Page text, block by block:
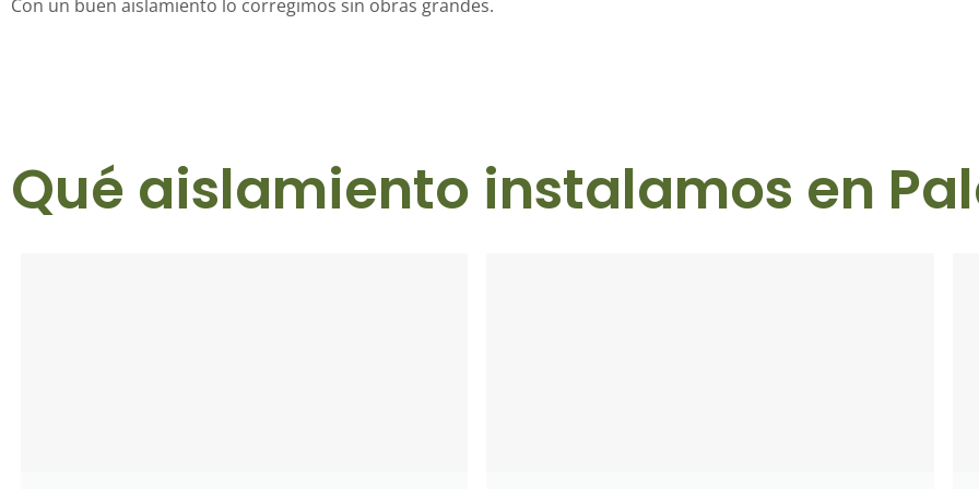
Con un buen aislamiento lo corregimos sin obras grandes.
Qué aislamiento instalamos en